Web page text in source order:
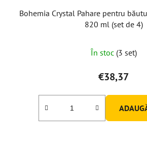
Bohemia Crystal Pahare pentru
820 ml (set de 4)
În stoc (3 set)
€38,37